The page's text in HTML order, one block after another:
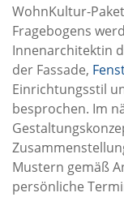
WohnKultur-
Fragebogens
Innenarchitektin
der Fassade,
Einrichtungsstil
besprochen. Im
Mustern gemäß
persönliche